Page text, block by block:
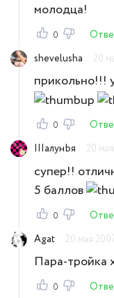
молодца!
0
shevelusha
20
прикольно!!!
0
IIIалунЬя
20
супер!!
5 баллов
0
Agat
20 мая
Пара-тройка
0